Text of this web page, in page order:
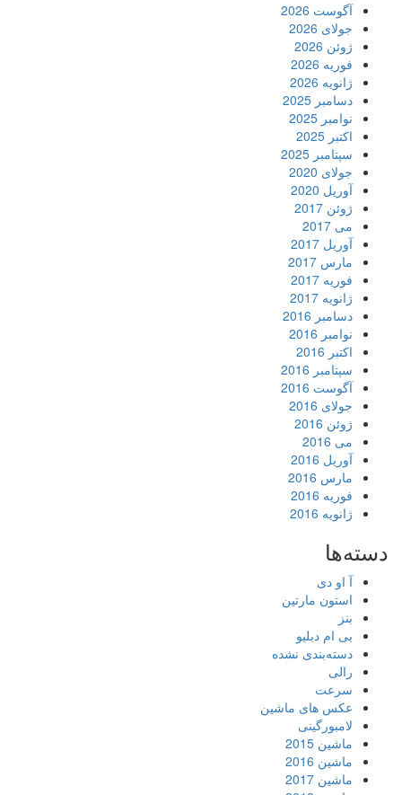
آگوست 2026
جولای 2026
ژوئن 2026
فوریه 2026
ژانویه 2026
دسامبر 2025
نوامبر 2025
اکتبر 2025
سپتامبر 2025
جولای 2020
آوریل 2020
ژوئن 2017
می 2017
آوریل 2017
مارس 2017
فوریه 2017
ژانویه 2017
دسامبر 2016
نوامبر 2016
اکتبر 2016
سپتامبر 2016
آگوست 2016
جولای 2016
ژوئن 2016
می 2016
آوریل 2016
مارس 2016
فوریه 2016
ژانویه 2016
دسته‌ها
آ او دی
استون مارتین
بنز
بی ام دبلیو
دسته‌بندی نشده
رالی
سرعت
عکس های ماشین
لامبورگینی
ماشین 2015
ماشین 2016
ماشین 2017